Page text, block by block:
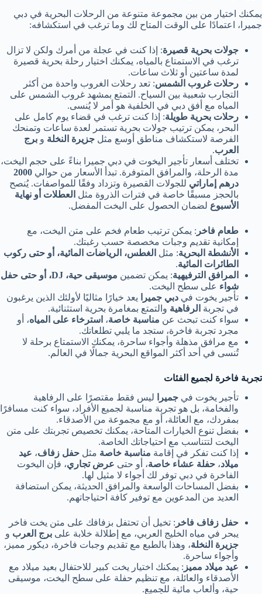
يمكنك اختيار من بين مجموعة متنوعة من الرحلات البحرية في دبي
جميرا، اعتمادًا على الوقت المتاح لك وما ترغب في استكشافه:
جولات بحرية قصيرة: إذا كنت في عجلة من أمرك ولكن لا تزال
ترغب في الاستمتاع بالمياه، يمكنك اختيار رحلة بحرية قصيرة
لمدة ساعتين أو ثلاث ساعات.
رحلات غروب الشمس: تعد رحلات الغروب واحدة من أكثر
التجارب شعبية بين السياح. التمتع بمشهد غروب الشمس على
المياه مع أفق دبي في الخلفية هو أمر لا يُنسى.
رحلات بحرية طويلة: إذا كنت ترغب في قضاء يوم كامل على
البحر، يمكن ترتيب جولات بحرية تستمر لعدة ساعات وتمنحك
الفرصة لاستكشاف مناطق أوسع مثل جزيرة النخلة و برج
العرب.
تختلف أسعار تأجير اليخوت في دبي جميرا بناءً على حجم اليخت،
مدة الرحلة، والمرافق المتوفرة. تبدأ الأسعار من حوالي 2000
درهم إماراتي للجولات القصيرة وتزداد وفقًا للمواصفات. يُنصح
بالحجز مسبقًا خاصة في فترات الذروة مثل العطلات أو نهاية
الأسبوع لضمان الحصول على اليخت المفضل.
طعام فاخر : يمكن ترتيب طعام فخم على متن اليخت، مع
إمكانية تقديم وجبات مخصصة حسب رغبتك.
الأنشطة البحرية: مثل الغطس، الرياضات المائية، أو حتى ركوب
الطائرات المائية.
المرافق الترفيهية: يمكن تضمين
موسيقى حية، DJ، أو حتى حفل
شواء على سطح اليخت.
تأجير يخوت في دبي جميرا
يعد خيارًا مثاليًا لأولئك الذين يرغبون
في تجربة الرفاهية والتمتع بمغامرة بحرية استثنائية.
سواء كنت تبحث عن مناسبة خاصة، استرخاء على المياه، أو
مجرد تجربة فاخرة، ستجد ما يلبي تطلعاتك.
مع مرافق مذهلة وأجواء ساحرة، يمكنك الاستمتاع برحلة لا
تُنسى في أحد أكثر المواقع البحرية جمالًا في العالم.
تجربة فاخرة لجميع الفئات
تأجير يخوت في جميرا
ليس فقط مقتصرًا على الرفاهية
والفخامة، بل هو تجربة مناسبة لجميع الأفراد، سواء كنت مسافرًا
بمفردك، مع العائلة، أو مع مجموعة من الأصدقاء.
بفضل تنوع الخيارات المتاحة، يمكنك تخصيص تجربتك على متن
اليخت لتتناسب مع احتياجاتك الخاصة.
إذا كنت تفكر في إقامة مناسبة خاصة مثل حفل زفاف، عيد
ميلاد، حفلة عشاء خاصة، أو حتى عرض تجاري، فإن اليخوت
الفاخرة في دبي توفر لك أجواء لا مثيل لها.
بفضل المساحات الواسعة والمرافق الحديثة، يمكن استضافة
العديد من المدعوين مع توفير كافة احتياجاتهم.
حفل زفاف فاخر : تخيل أن تحتفل بزفافك على متن يخت فاخر
يبحر في مياه الخليج العربي، مع إطلالة خلابة على برج العرب و
جزيرة النخلة، وهذا بالطبع مع تقديم وجبات فاخرة، ديكور مميز،
وأجواء ساحرة.
عيد ميلاد مميز : يمكنك اختيار يخت كبير للاحتفال بعيد ميلاد مع
الأصدقاء والعائلة، مع تنظيم حفلة على سطح اليخت، موسيقى
حية، وألعاب مائية للجميع.